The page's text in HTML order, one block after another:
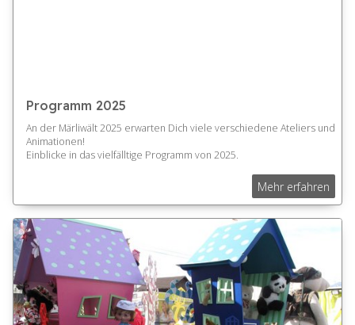
Programm 2025
An der Märliwält 2025 erwarten Dich viele verschiedene Ateliers und
Animationen!
Einblicke in das vielfälltige Programm von 2025.
Mehr erfahren